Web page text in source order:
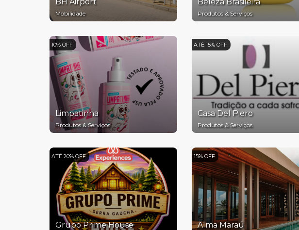
Mobilidade Produtos & Serviços
10% OFF
Limpatinha
Produtos & Serviços
ATÉ 15% OFF
Casa Del Piero
Produtos & Serviços
ATÉ 20% OFF
Grupo Prime House
15% OFF
Alma Maraú